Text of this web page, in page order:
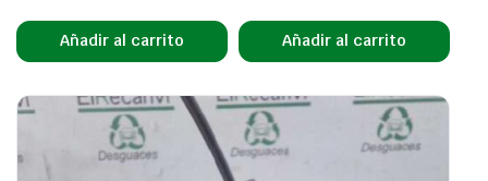
Añadir al carrito Añadir al carrito